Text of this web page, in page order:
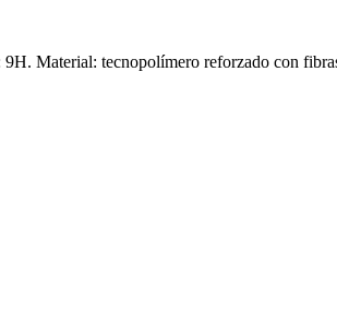
Material: tecnopolímero reforzado con